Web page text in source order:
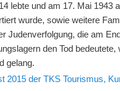
lebte und am 17. Mai 1943
wurde, sowie weitere
Judenverfolgung, die am
den Tod bedeutete,
gelang.
2015 der TKS Tourismus,